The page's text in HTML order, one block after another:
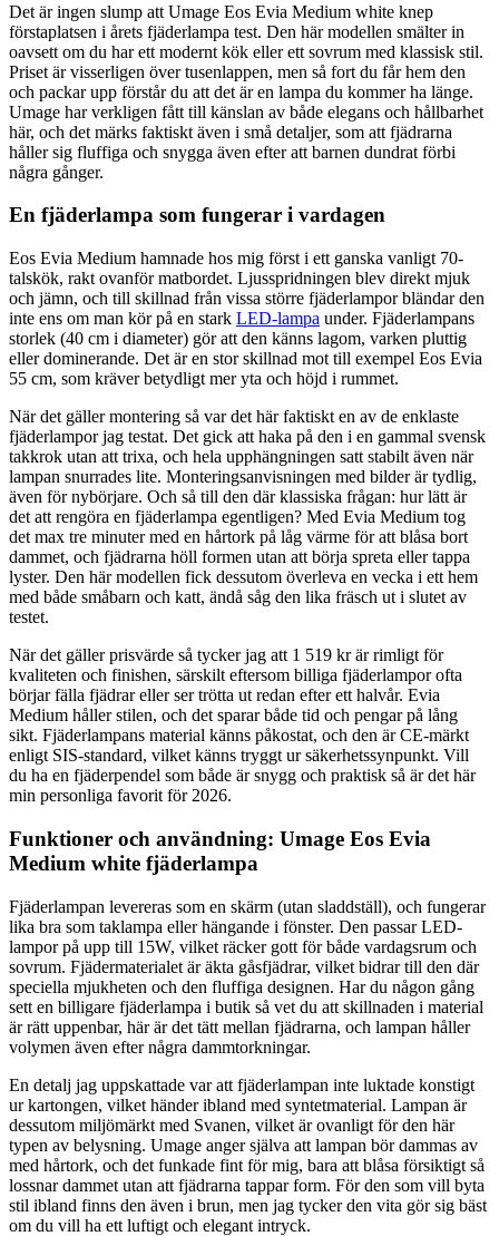
Det är ingen slump att Umage Eos Evia Medium white knep
förstaplatsen i årets fjäderlampa test. Den här modellen smälter in
oavsett om du har ett modernt kök eller ett sovrum med klassisk stil.
Priset är visserligen över tusenlappen, men så fort du får hem den
och packar upp förstår du att det är en lampa du kommer ha länge.
Umage har verkligen fått till känslan av både elegans och hållbarhet
här, och det märks faktiskt även i små detaljer, som att fjädrarna
håller sig fluffiga och snygga även efter att barnen dundrat förbi
några gånger.
En fjäderlampa som fungerar i vardagen
Eos Evia Medium hamnade hos mig först i ett ganska vanligt 70-
talskök, rakt ovanför matbordet. Ljusspridningen blev direkt mjuk
och jämn, och till skillnad från vissa större fjäderlampor bländar den
inte ens om man kör på en stark LED-lampa under. Fjäderlampans
storlek (40 cm i diameter) gör att den känns lagom, varken pluttig
eller dominerande. Det är en stor skillnad mot till exempel Eos Evia
55 cm, som kräver betydligt mer yta och höjd i rummet.
När det gäller montering så var det här faktiskt en av de enklaste
fjäderlampor jag testat. Det gick att haka på den i en gammal svensk
takkrok utan att trixa, och hela upphängningen satt stabilt även när
lampan snurrades lite. Monteringsanvisningen med bilder är tydlig,
även för nybörjare. Och så till den där klassiska frågan: hur lätt är
det att rengöra en fjäderlampa egentligen? Med Evia Medium tog
det max tre minuter med en hårtork på låg värme för att blåsa bort
dammet, och fjädrarna höll formen utan att börja spreta eller tappa
lyster. Den här modellen fick dessutom överleva en vecka i ett hem
med både småbarn och katt, ändå såg den lika fräsch ut i slutet av
testet.
När det gäller prisvärde så tycker jag att 1 519 kr är rimligt för
kvaliteten och finishen, särskilt eftersom billiga fjäderlampor ofta
börjar fälla fjädrar eller ser trötta ut redan efter ett halvår. Evia
Medium håller stilen, och det sparar både tid och pengar på lång
sikt. Fjäderlampans material känns påkostat, och den är CE-märkt
enligt SIS-standard, vilket känns tryggt ur säkerhetssynpunkt. Vill
du ha en fjäderpendel som både är snygg och praktisk så är det här
min personliga favorit för 2026.
Funktioner och användning: Umage Eos Evia
Medium white fjäderlampa
Fjäderlampan levereras som en skärm (utan sladdställ), och fungerar
lika bra som taklampa eller hängande i fönster. Den passar LED-
lampor på upp till 15W, vilket räcker gott för både vardagsrum och
sovrum. Fjädermaterialet är äkta gåsfjädrar, vilket bidrar till den där
speciella mjukheten och den fluffiga designen. Har du någon gång
sett en billigare fjäderlampa i butik så vet du att skillnaden i material
är rätt uppenbar, här är det tätt mellan fjädrarna, och lampan håller
volymen även efter några dammtorkningar.
En detalj jag uppskattade var att fjäderlampan inte luktade konstigt
ur kartongen, vilket händer ibland med syntetmaterial. Lampan är
dessutom miljömärkt med Svanen, vilket är ovanligt för den här
typen av belysning. Umage anger själva att lampan bör dammas av
med hårtork, och det funkade fint för mig, bara att blåsa försiktigt så
lossnar dammet utan att fjädrarna tappar form. För den som vill byta
stil ibland finns den även i brun, men jag tycker den vita gör sig bäst
om du vill ha ett luftigt och elegant intryck.